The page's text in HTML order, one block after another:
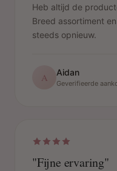
Heb altijd de
Breed assortiment
steeds opnieuw.
A Aidan
Geverifieerde
"Fijne ervaring"